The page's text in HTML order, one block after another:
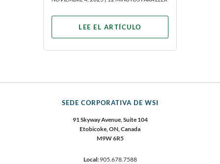
LEE EL ARTÍCULO
SEDE CORPORATIVA DE WSI
91 Skyway Avenue, Suite 104
Etobicoke, ON, Canada
M9W 6R5
Local:905.678.7588